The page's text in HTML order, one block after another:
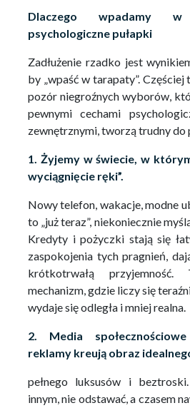
Dlaczego wpadamy
psychologiczne pułapki
Zadłużenie rzadko jest
by „wpaść w tarapaty”. Częściej
pozór niegroźnych wyborów,
pewnymi cechami
zewnętrznymi, tworzą trudny do
1. Żyjemy w świecie, w
wyciągnięcie ręki”.
Nowy telefon, wakacje, modne
to „już teraz”, niekoniecznie
Kredyty i pożyczki stają się
zaspokojenia tych pragnień,
krótkotrwałą przyjemność.
mechanizm, gdzie liczy się
wydaje się odległa i mniej realna.
2. Media
reklamy kreują obraz
pełnego luksusów i
innym, nie odstawać, a czasem